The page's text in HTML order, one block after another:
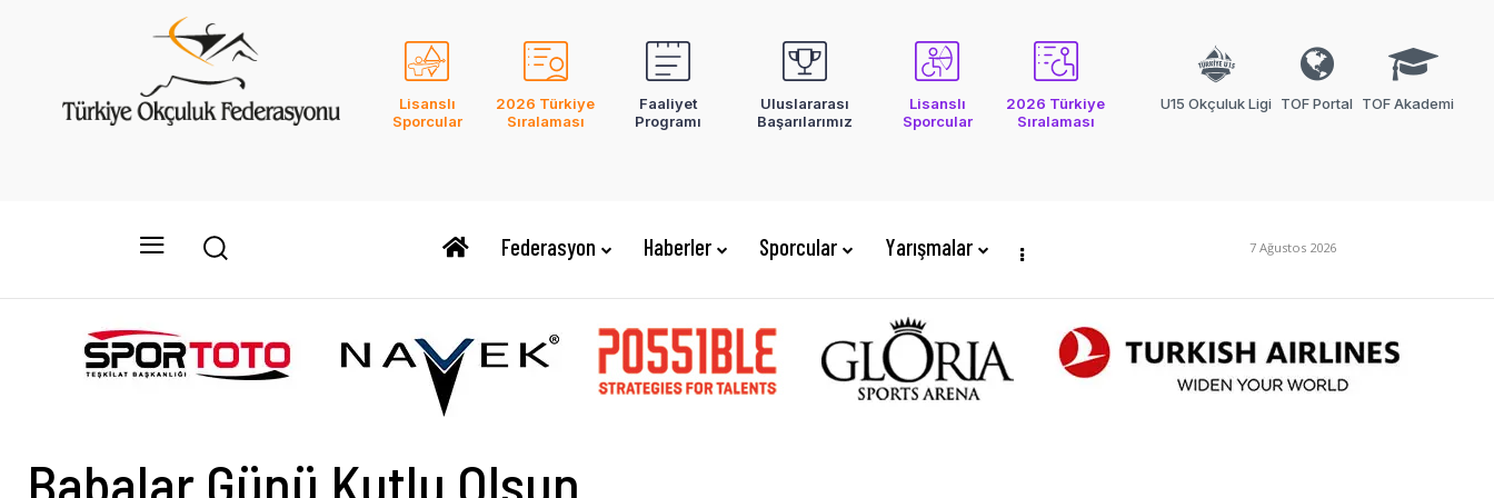
Lisanslı
Sporcular
2026 Türkiye
Sıralaması
Faaliyet
Programı
Uluslararası
Başarılarımız
Lisanslı
Sporcular
2026 Türkiye
Sıralaması
U15 Okçuluk Ligi TOF Portal TOF Akademi
Federasyon Haberler Sporcular Yarışmalar 7 Ağustos 2026
Babalar Günü Kutlu Olsun